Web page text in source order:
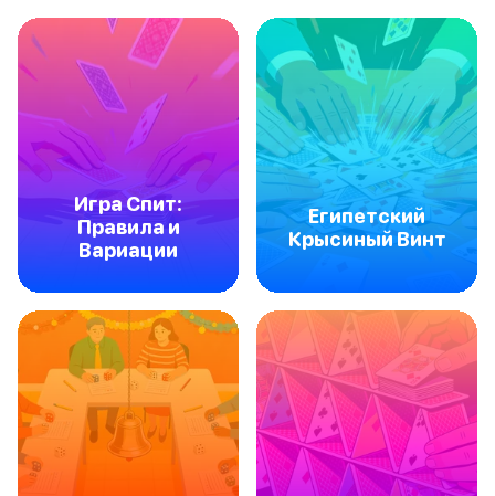
Игра Спит:
Правила и
Вариации
Египетский
Крысиный Винт